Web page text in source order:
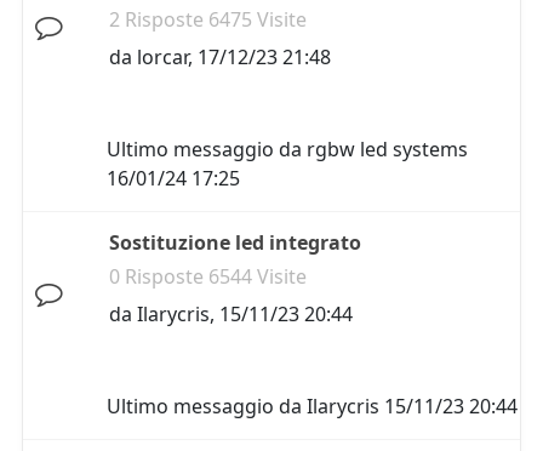
2 Risposte 6475 Visite
da lorcar, 17/12/23 21:48
Ultimo messaggio da rgbw led systems
16/01/24 17:25
Sostituzione led integrato
0 Risposte 6544 Visite
da Ilarycris, 15/11/23 20:44
Ultimo messaggio da Ilarycris 15/11/23 20:44